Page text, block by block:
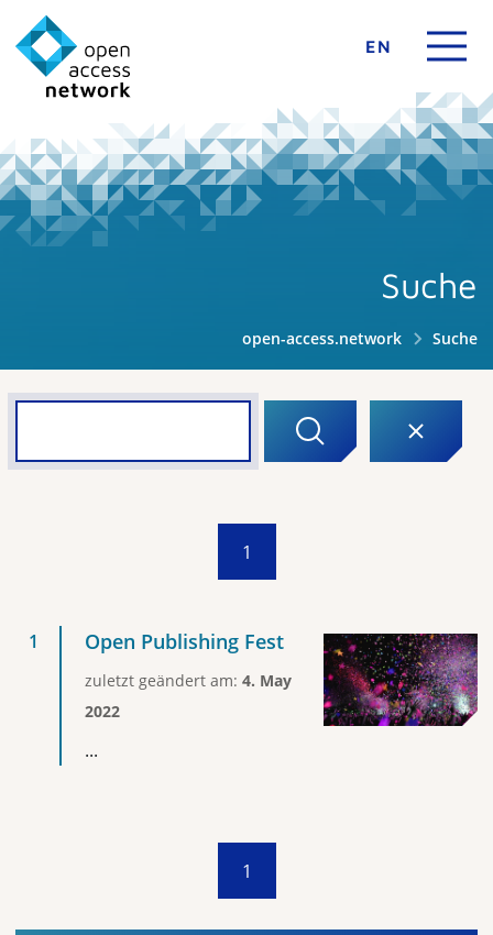
EN
Suche
open-access.network Suche
1
Open Publishing Fest
zuletzt geändert am: 4. May
2022
...
1